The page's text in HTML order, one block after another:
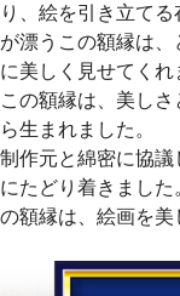
り、絵を引き立て
が漂うこの額縁は
に美しく見せてくれ
この額縁は、美し
ら生まれました。
制作元と綿密に協
にたどり着きまし
の額縁は、絵画を美